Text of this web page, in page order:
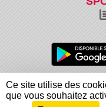
Charte
Informations légales
Ce site utilise des
que vous souhaitez